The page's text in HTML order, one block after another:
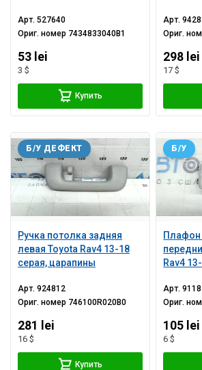
Арт.527640
Ориг. номер 7434833040B1
53 lei
3 $
Купить
Арт.
Ориг.
298 lei
17 $
Ручка потолка задняя
левая Toyota Rav4 13-18
серая, царапины
Б/У ДЕФЕКТ
Арт.924812
Ориг. номер 746100R020B0
281 lei
16 $
Купить
Плафон
Rav4
Б/У
Арт.
Ориг.
105 lei
6 $